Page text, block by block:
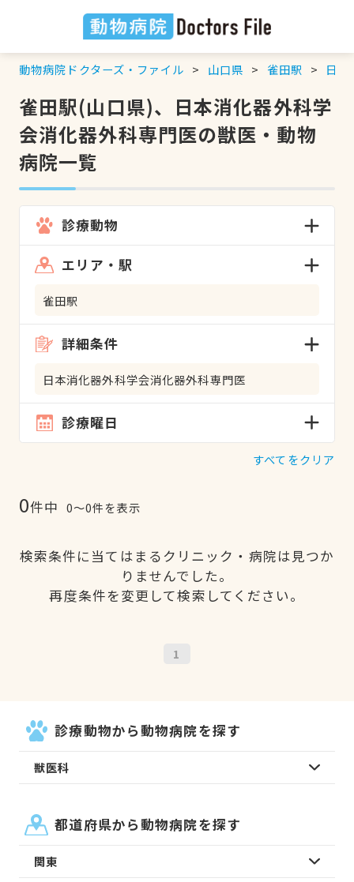
動物病院ドクターズ・ファイル 山口県 雀田駅 日本
雀田駅(山口県)、日本消化器外科学
会消化器外科専門医の獣医・動物
病院一覧
診療動物
エリア・駅
雀田駅
詳細条件
日本消化器外科学会消化器外科専門医
診療曜日
すべてをクリア
0件中 0〜0件を表示
検索条件に当てはまるクリニック・病院は見つか
りませんでした。
再度条件を変更して検索してください。
1
診療動物から動物病院を探す
獣医科
都道府県から動物病院を探す
関東